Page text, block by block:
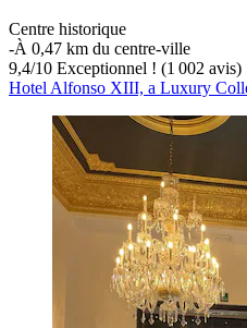
Centre historique
‐À 0,47 km du centre-ville
9,4/10 Exceptionnel ! (1 002 avis)
Hotel Alfonso XIII, a Luxury